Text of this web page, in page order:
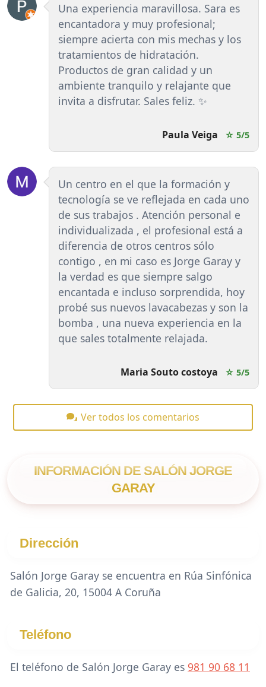
Una experiencia maravillosa. Sara es
encantadora y muy profesional;
siempre acierta con mis mechas y los
tratamientos de hidratación.
Productos de gran calidad y un
ambiente tranquilo y relajante que
invita a disfrutar. Sales feliz. ✨
Paula Veiga ☆ 5/5
Un centro en el que la formación y
tecnología se ve reflejada en cada uno
de sus trabajos . Atención personal e
individualizada , el profesional está a
diferencia de otros centros sólo
contigo , en mi caso es Jorge Garay y
la verdad es que siempre salgo
encantada e incluso sorprendida, hoy
probé sus nuevos lavacabezas y son la
bomba , una nueva experiencia en la
que sales totalmente relajada.
Maria Souto costoya ☆ 5/5
Ver todos los comentarios
INFORMACIÓN DE SALÓN JORGE
GARAY
Dirección
Salón Jorge Garay se encuentra en Rúa Sinfónica
de Galicia, 20, 15004 A Coruña
Teléfono
El teléfono de Salón Jorge Garay es 981 90 68 11